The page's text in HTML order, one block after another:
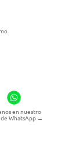
en nuestro
WhatsApp →